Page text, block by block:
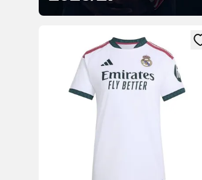
Ανοίγει ένα Modal για να